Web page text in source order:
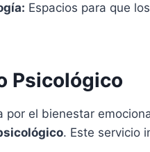
Espacios para que
Psicológico
por el bienestar
. Este servicio